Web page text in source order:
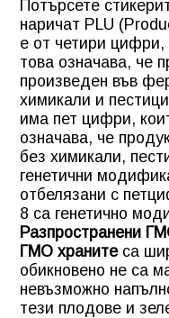
Потърсете
наричат PLU
е от четири цифри,
това означава, че
произведен във
химикали и
има пет цифри,
означава, че
без химикали,
генетични
отбелязани с
8 са генетично
Разпространени
ГМО хранитеса
обикновено не са
невъзможно
тези плодове и